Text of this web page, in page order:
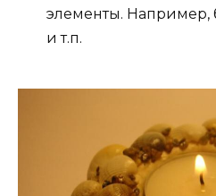
элементы. Например,
и т.п.